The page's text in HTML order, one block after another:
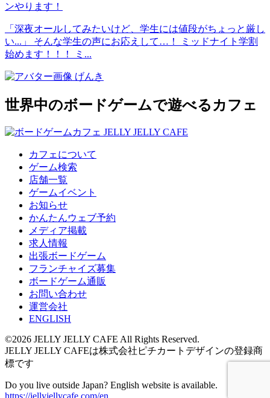
ンやります！
「深夜オールしてみたいけど、学生には値段がちょっと厳し
い...」 そんな学生の声にお応えして…！ ミッドナイト学割
始めます！！！ ミ...
げんき
世界中のボードゲームで遊べるカフェ
カフェについて
ゲーム検索
店舗一覧
ゲームイベント
お知らせ
かんたんウェブ予約
メディア掲載
求人情報
出張ボードゲーム
フランチャイズ募集
ボードゲーム通販
お問い合わせ
運営会社
ENGLISH
©2026 JELLY JELLY CAFE All Rights Reserved.
JELLY JELLY CAFEは株式会社ピチカートデザインの登録商
標です
Do you live outside Japan? English website is available.